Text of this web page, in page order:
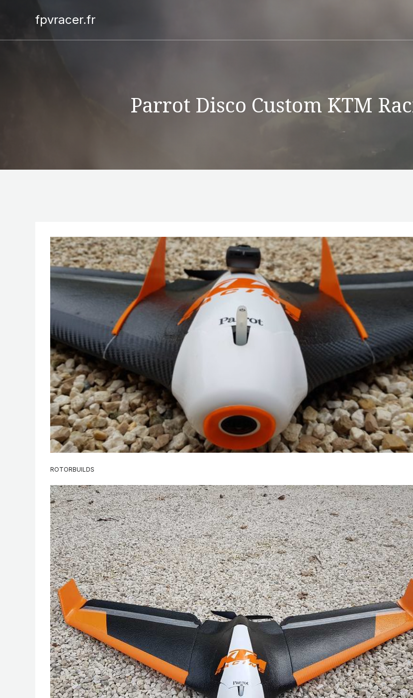
fpvracer.fr
Parrot Disco Custom KTM
ROTORBUILDS